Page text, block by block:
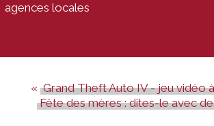
agences locales
Grand Theft Auto IV - jeu vidéo
Fête des mères : dites-le avec